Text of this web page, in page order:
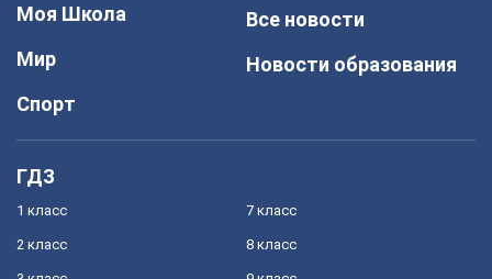
Моя Школа
Мир
Спорт
Все новости
Новости образования
ГДЗ
1 класс
2 класс
7 класс
8 класс